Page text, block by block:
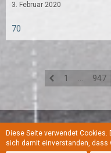
3. Februar 2020
70
1 947
Regeln
Diese Seite verwendet
sich damit einverstanden, dass